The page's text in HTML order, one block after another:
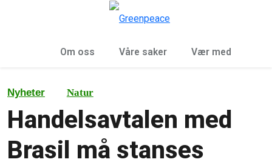
Om oss Våre saker Vær med
Nyheter Natur
Handelsavtalen med
Brasil må stanses